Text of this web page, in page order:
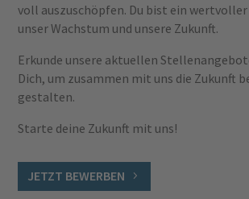
voll auszuschöpfen. Du bist ein
unser Wachstum und unsere Zukunft.
Erkunde unsere aktuellen
Dich, um zusammen mit uns die Zukunft
gestalten.
Starte deine Zukunft mit uns!
JETZT BEWERBEN